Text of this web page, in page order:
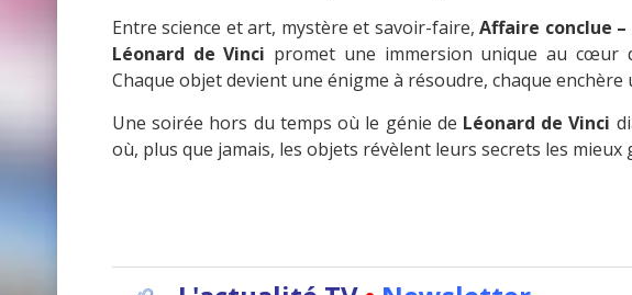
Entre science et art, mystère et savoir-faire,Affaire conclue
Léonard de Vinci promet une immersion unique au cœur
Chaque objet devient une énigme à résoudre, chaque enchère
Une soirée hors du temps où le génie de Léonard de Vinci
où, plus que jamais, les objets révèlent leurs secrets les mieux